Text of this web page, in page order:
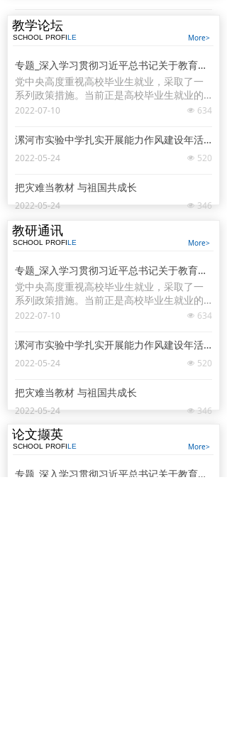
实践中一步步成长起来。他勉励同学们自觉
践行社会主义核心价值观，努力做到德智体
美劳全面发展。
教学论坛
SCHOOL PROFILE More>
专题_深入学习贯彻习近平总书记关于教育的重要论述_中华人民共和国教育部政府门户网站
党中央高度重视高校毕业生就业，采取了一
系列政策措施。当前正是高校毕业生就业的
关键阶段，要进一步挖掘岗位资源，做实做
抓好学生就业签约落实工作，尤其要把脱贫
家庭、低保家庭、零就业家庭以及有残疾
的、较长时间未就业的高校毕业生作为重点
靠劳动创造的，大家要保持平实之心，客观
看待个人条件和社会需求，从实际出发选择
实践中一步步成长起来。他勉励同学们自觉
践行社会主义核心价值观，努力做到德智体
넶 634
2022-07-10
漯河市实验中学扎实开展能力作风建设年活动
넶 520
2022-05-24
把灾难当教材 与祖国共成长
넶 346
2022-05-24
教研通讯
SCHOOL PROFILE More>
专题_深入学习贯彻习近平总书记关于教育的重要论述_中华人民共和国教育部政府门户网站
党中央高度重视高校毕业生就业，采取了一
系列政策措施。当前正是高校毕业生就业的
关键阶段，要进一步挖掘岗位资源，做实做
抓好学生就业签约落实工作，尤其要把脱贫
家庭、低保家庭、零就业家庭以及有残疾
的、较长时间未就业的高校毕业生作为重点
靠劳动创造的，大家要保持平实之心，客观
看待个人条件和社会需求，从实际出发选择
实践中一步步成长起来。他勉励同学们自觉
践行社会主义核心价值观，努力做到德智体
넶 634
2022-07-10
漯河市实验中学扎实开展能力作风建设年活动
넶 520
2022-05-24
把灾难当教材 与祖国共成长
넶 346
2022-05-24
论文撷英
SCHOOL PROFILE More>
专题_深入学习贯彻习近平总书记关于教育的重要论述_中华人民共和国教育部政府门户网站